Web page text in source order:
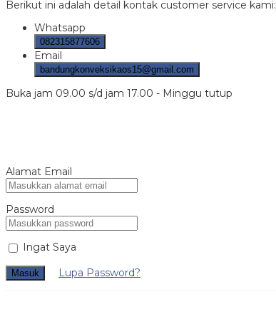
Berikut ini adalah detail kontak customer service kami:
Whatsapp
082315877606
Email
bandungkonveksikaos15@gmail.com
Buka jam 09.00 s/d jam 17.00 - Minggu tutup
Alamat Email
Password
Ingat Saya
Masuk Lupa Password?